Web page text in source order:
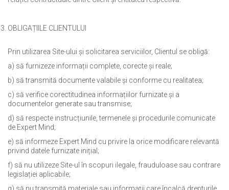
OBLIGAȚIILE CLIENTULUI
Prin utilizarea Site-ului și solicitarea serviciilor, Clientul se obligă:
a) să furnizeze informații complete, corecte și reale;
b) să transmită documente valabile și conforme cu realitatea;
c) să verifice corectitudinea informațiilor furnizate și a
documentelor generate sau transmise;
d) să respecte instrucțiunile, termenele și procedurile comunicate
de Expert Mind;
e) să informeze Expert Mind cu privire la orice modificare relevantă
privind datele furnizate inițial;
f) să nu utilizeze Site-ul în scopuri ilegale, frauduloase sau contrare
legislației aplicabile;